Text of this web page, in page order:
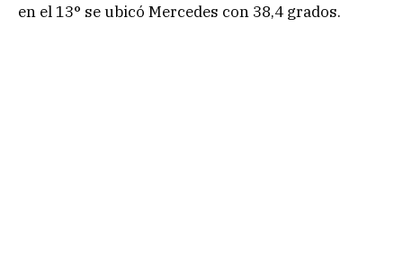
en el 13° se ubicó Mercedes con 38,4 grados.